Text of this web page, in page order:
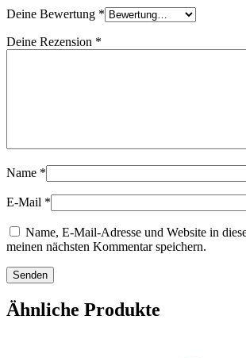
Deine Bewertung *
Deine Rezension *
Name *
E-Mail *
Name, E-Mail-Adresse und Website in
meinen nächsten Kommentar speichern.
Ähnliche Produkte